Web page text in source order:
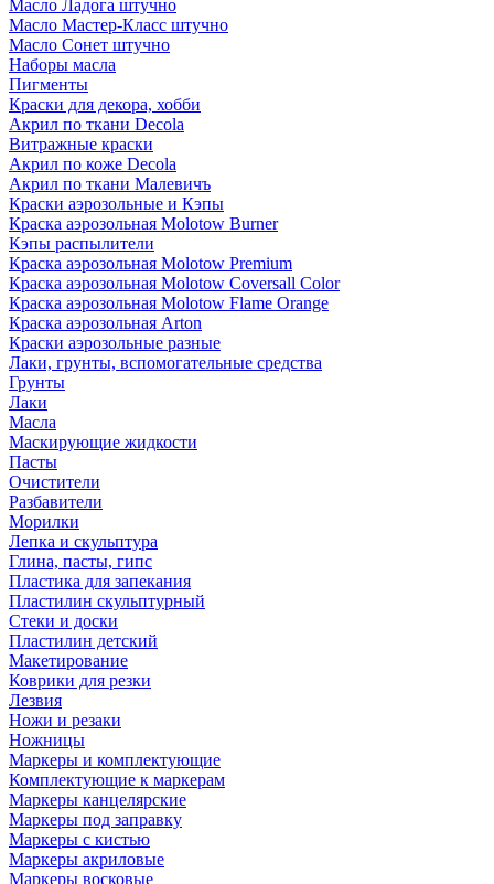
Масло Ладога штучно
Масло Мастер-Класс штучно
Масло Сонет штучно
Наборы масла
Пигменты
Краски для декора, хобби
Акрил по ткани Decola
Витражные краски
Акрил по коже Decola
Акрил по ткани Малевичъ
Краски аэрозольные и Кэпы
Краска аэрозольная Molotow Burner
Кэпы распылители
Краска аэрозольная Molotow Premium
Краска аэрозольная Molotow Coversall Color
Краска аэрозольная Molotow Flame Orange
Краска аэрозольная Arton
Краски аэрозольные разные
Лаки, грунты, вспомогательные средства
Грунты
Лаки
Масла
Маскирующие жидкости
Пасты
Очистители
Разбавители
Морилки
Лепка и скульптура
Глина, пасты, гипс
Пластика для запекания
Пластилин скульптурный
Стеки и доски
Пластилин детский
Макетирование
Коврики для резки
Лезвия
Ножи и резаки
Ножницы
Маркеры и комплектующие
Комплектующие к маркерам
Маркеры канцелярские
Маркеры под заправку
Маркеры с кистью
Маркеры акриловые
Маркеры восковые